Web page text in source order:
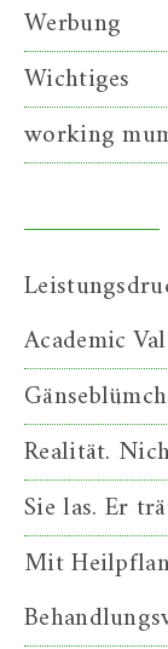
Werbung
Wichtiges
working
Academic
Realität.
Sie las. Er
Mit